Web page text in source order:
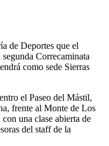
de Deportes que el
Correcaminata
como sede Sierras
el Paseo del Mástil,
frente al Monte de Los
una clase abierta de
del staff de la